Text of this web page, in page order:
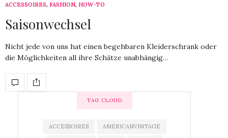
ACCESSOIRES, FASHION, HOW-TO
Saisonwechsel
Nicht jede von uns hat einen begehbaren Kleiderschrank oder
die Möglichkeiten all ihre Schätze unabhängig…
TAG CLOUD
ACCESSOIRES AMERICANVINTAGE